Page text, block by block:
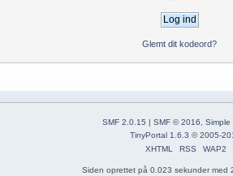
Glemt dit kodeord?
SMF 2.0.15 | SMF © 2016
Simple
TinyPortal 1.6.3 ©2005-
XHTML
RSS WAP2
Siden oprettet på 0.023 sekunder med